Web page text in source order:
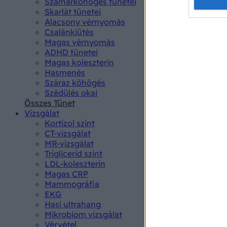
Skarlát tünetei
Alacsony vérnyomás
Csalánkiütés
Magas vérnyomás
ADHD tünetei
Magas koleszterin
Hasmenés
Száraz köhögés
Szédülés okai
Összes Tünet
Vizsgálat
Kortizol szint
CT-vizsgálat
MR-vizsgálat
Triglicerid szint
LDL-koleszterin
Magas CRP
Mammográfia
EKG
Hasi ultrahang
Mikrobiom vizsgálat
Vérvétel